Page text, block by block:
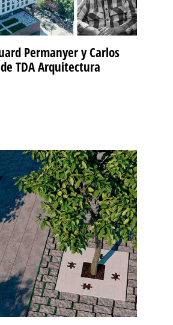
Permanyer y Carlos
TDA Arquitectura